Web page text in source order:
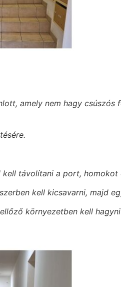
amely nem hagy
távolítani a port, homokot
kell kicsavarni, majd
környezetben kell